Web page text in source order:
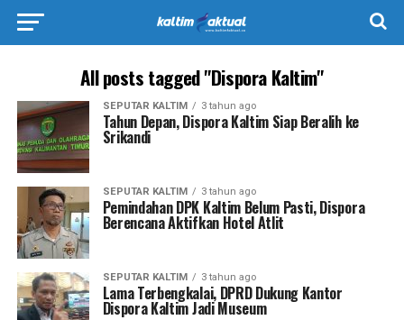
All posts tagged "Dispora Kaltim"
SEPUTAR KALTIM 3 tahun ago
Tahun Depan, Dispora Kaltim Siap Beralih ke
Srikandi
SEPUTAR KALTIM 3 tahun ago
Pemindahan DPK Kaltim Belum Pasti, Dispora
Berencana Aktifkan Hotel Atlit
SEPUTAR KALTIM 3 tahun ago
Lama Terbengkalai, DPRD Dukung Kantor
Dispora Kaltim Jadi Museum